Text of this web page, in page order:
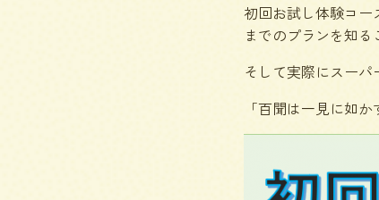
初回お試し体験コ
までのプランを知る
そして実際にスーパ
「百聞は一見に如